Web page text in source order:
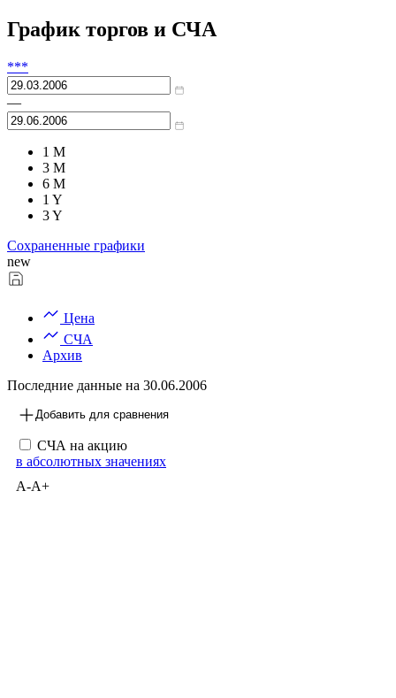
График торгов и СЧА
***
—
1 M
3 M
6 M
1 Y
3 Y
Сохраненные графики
new
Цена
СЧА
Архив
Последние данные на 30.06.2006
Добавить для сравнения